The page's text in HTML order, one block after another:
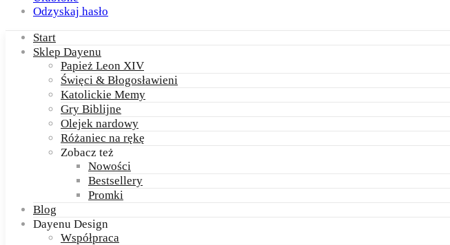
Odzyskaj hasło
Start
Sklep Dayenu
Papież Leon XIV
Święci & Błogosławieni
Katolickie Memy
Gry Biblijne
Olejek nardowy
Różaniec na rękę
Zobacz też
Nowości
Bestsellery
Promki
Blog
Dayenu Design
Współpraca